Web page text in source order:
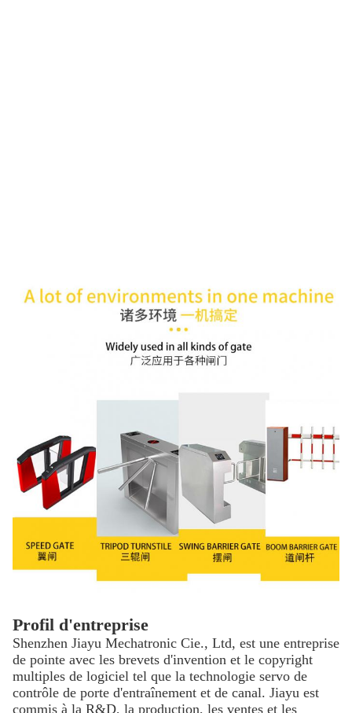
Profil d'entreprise
Shenzhen Jiayu Mechatronic Cie., Ltd, est une entreprise
de pointe avec les brevets d'invention et le copyright
multiples de logiciel tel que la technologie servo de
contrôle de porte d'entraînement et de canal. Jiayu est
commis à la R&D, la production, les ventes et les